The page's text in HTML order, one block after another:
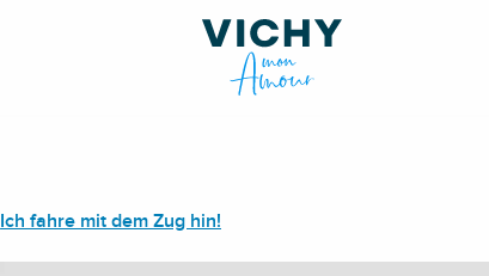
Ich fahre mit dem Zug hin!